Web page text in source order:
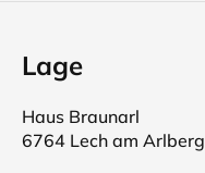
Lage
Haus Braunarl
6764 Lech am Arlberg